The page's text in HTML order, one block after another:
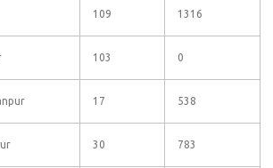
109 1316
103 0
17 538
30 783